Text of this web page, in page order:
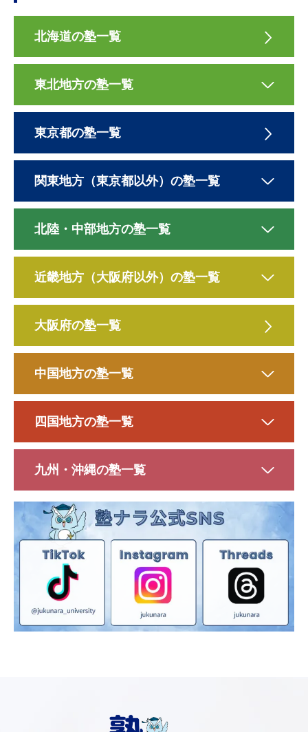
北海道の塾一覧
東北地方の塾一覧
東京都の塾一覧
関東地方（東京都以外）の塾一覧
北陸・中部地方の塾一覧
近畿地方（大阪府以外）の塾一覧
大阪府の塾一覧
中国地方の塾一覧
四国地方の塾一覧
九州・沖縄の塾一覧